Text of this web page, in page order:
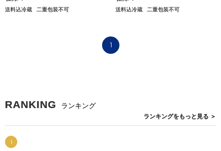
送料込冷蔵 二重包装不可 送料込冷蔵 二重包装不可
1
RANKING ランキング
ランキングをもっと見る ＞
1